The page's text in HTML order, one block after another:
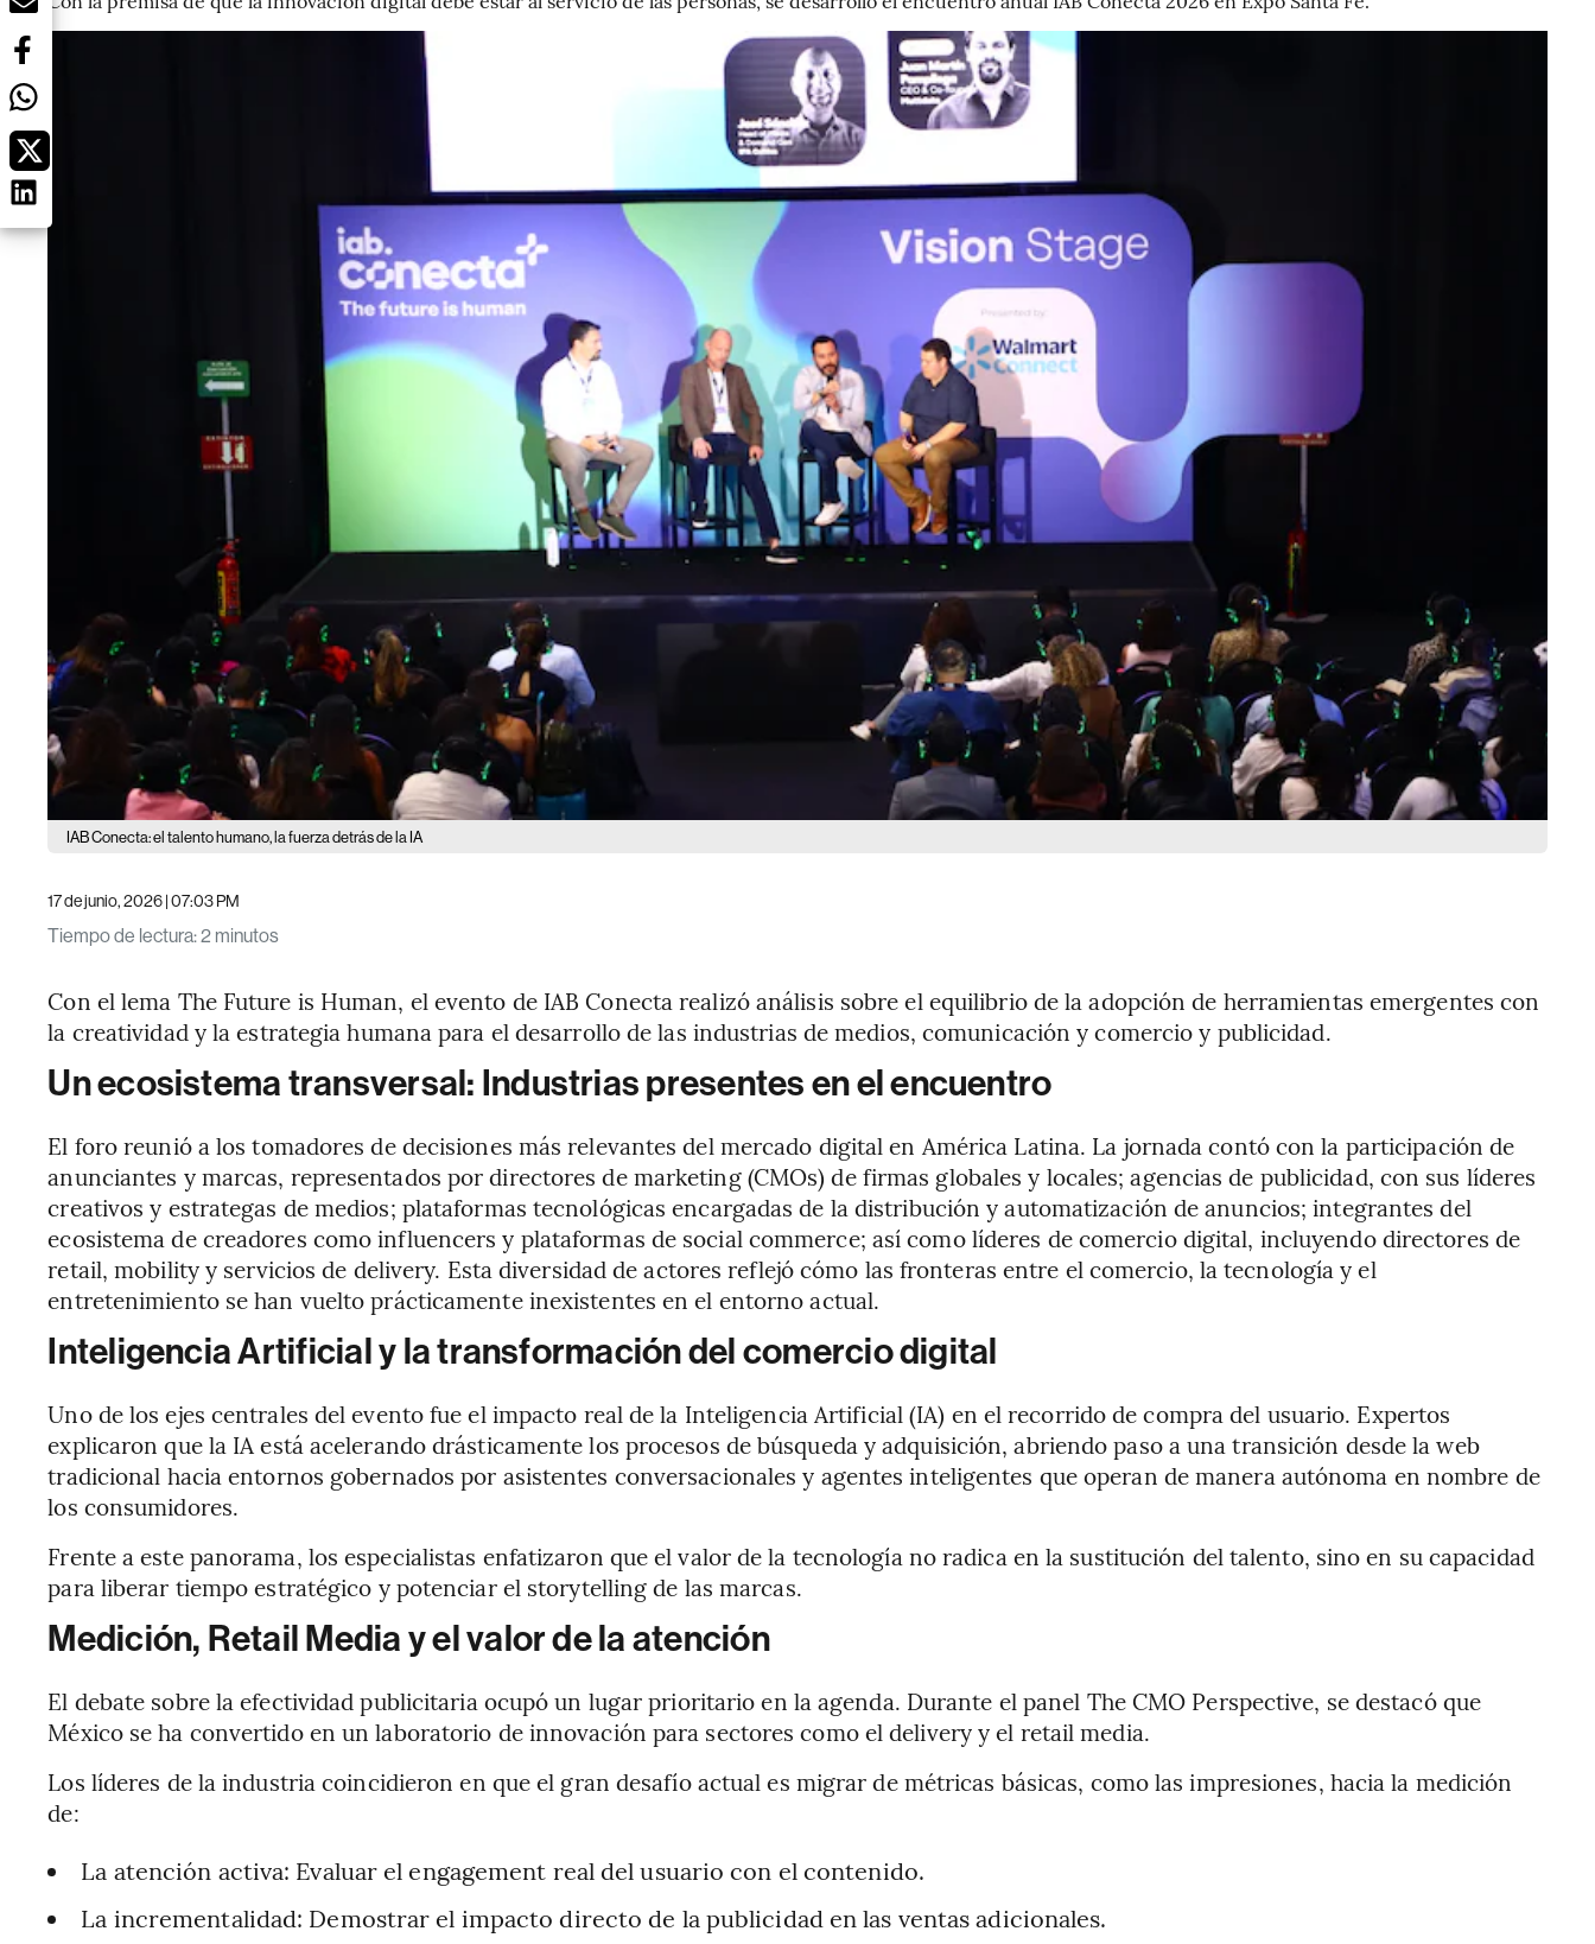
IAB Conecta: el talento humano, la fuerza detrás de la IA
17 de junio, 2026 | 07:03 PM
Tiempo de lectura:2 minutos
Con el lema The Future is Human, el evento de IAB Conecta realizó análisis sobre el equilibrio de la adopción de herramientas emergentes con
la creatividad y la estrategia humana para el desarrollo de las industrias de medios, comunicación y comercio y publicidad.
Un ecosistema transversal: Industrias presentes en el encuentro
El foro reunió a los tomadores de decisiones más relevantes del mercado digital en América Latina. La jornada contó con la participación de
anunciantes y marcas, representados por directores de marketing (CMOs) de firmas globales y locales; agencias de publicidad, con sus líderes
creativos y estrategas de medios; plataformas tecnológicas encargadas de la distribución y automatización de anuncios; integrantes del
ecosistema de creadores como influencers y plataformas de social commerce; así como líderes de comercio digital, incluyendo directores de
retail, mobility y servicios de delivery. Esta diversidad de actores reflejó cómo las fronteras entre el comercio, la tecnología y el
entretenimiento se han vuelto prácticamente inexistentes en el entorno actual.
Inteligencia Artificial y la transformación del comercio digital
Uno de los ejes centrales del evento fue el impacto real de la Inteligencia Artificial (IA) en el recorrido de compra del usuario. Expertos
explicaron que la IA está acelerando drásticamente los procesos de búsqueda y adquisición, abriendo paso a una transición desde la web
tradicional hacia entornos gobernados por asistentes conversacionales y agentes inteligentes que operan de manera autónoma en nombre de
los consumidores.
Frente a este panorama, los especialistas enfatizaron que el valor de la tecnología no radica en la sustitución del talento, sino en su capacidad
para liberar tiempo estratégico y potenciar el storytelling de las marcas.
Medición, Retail Media y el valor de la atención
El debate sobre la efectividad publicitaria ocupó un lugar prioritario en la agenda. Durante el panel The CMO Perspective, se destacó que
México se ha convertido en un laboratorio de innovación para sectores como el delivery y el retail media.
Los líderes de la industria coincidieron en que el gran desafío actual es migrar de métricas básicas, como las impresiones, hacia la medición
de:
La atención activa: Evaluar el engagement real del usuario con el contenido.
La incrementalidad: Demostrar el impacto directo de la publicidad en las ventas adicionales.